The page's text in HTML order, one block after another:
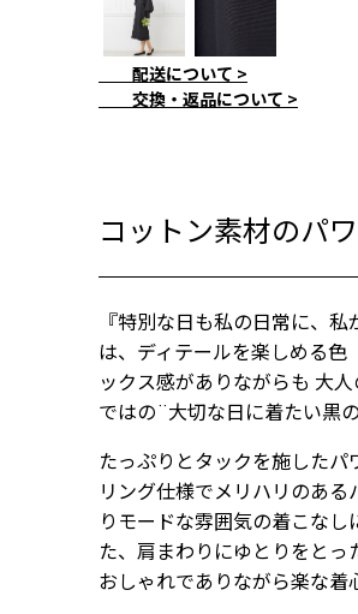
配送について >
交換・返品について >
コットン素材のパ
『特別な日も私の日常に、
は、ディテールを楽しめる
ックス感がありながらも 大
ではの¨大切な日に着たい黒
たっぷりとタックを施した
リング仕様でメリハリのあ
りモードな雰囲気の着こな
た、肩まわりにゆとりをとっ
おしゃれでありながら楽な着